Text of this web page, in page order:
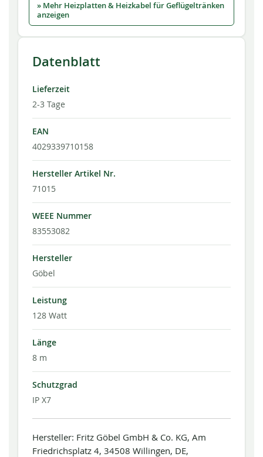
» Mehr Heizplatten & Heizkabel für Geflügeltränken
anzeigen
Datenblatt
Lieferzeit
2-3 Tage
EAN
4029339710158
Hersteller Artikel Nr.
71015
WEEE Nummer
83553082
Hersteller
Göbel
Leistung
128 Watt
Länge
8 m
Schutzgrad
IP X7
Hersteller: Fritz Göbel GmbH & Co. KG, Am
Friedrichsplatz 4, 34508 Willingen, DE,